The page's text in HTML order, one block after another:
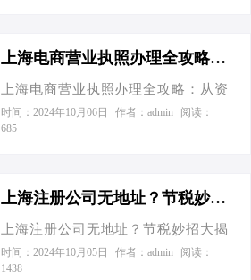
证、租赁合同或者房产证明等材料，
因为工商局的小姐姐们要看看你的工
作场所是不是很拉风。 二、税务报
到：国税地税一家亲，报到记得笑嘻
得让他们认识一下你…
哦。” 根据上海市市场监督管理局的数
体47.9万户，其中个体工商户占到了相
当大的比例。这一数据充分说明了个
首先，我们来看看个体工商户核定征
收与有限公司的节税效果对比。假设
一家公司的净利润为500万元，如果这
家公司是个体户，那么它不需要缴纳
上海电商营业执照办理全攻略：从资料到节税，一文读懂！-上海注册电商公司办理营业执照的前期资料和流程
上海电商营业执照办理全攻略：从资
料到节税，一文读懂！ 今天接到一个
老板电话，张总的声音那头迫不及待
我搞定营业执照？”当然可以，您需要
流程。 所需资料 公司名称：建议准备
3-5个备选，因为“上海某某电子商务有
时间：2024年10月06日 作者：admin
阅读：
685
上海注册公司无地址？节税妙招大揭秘！-在上海注册公司，没有实际地址也可以这样解决
上海注册公司无地址？节税妙招大揭
秘！ 今天接到一个老板电话，张总焦
急的声音从电话那头传来：“小李啊，
时间：2024年10月05日 作者：admin
阅读：
1438